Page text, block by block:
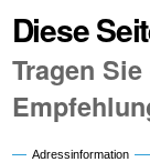
Diese
Tragen
Adressinformation